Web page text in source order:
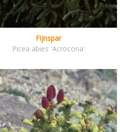
Fijnspar
Picea abies 'Acrocona'